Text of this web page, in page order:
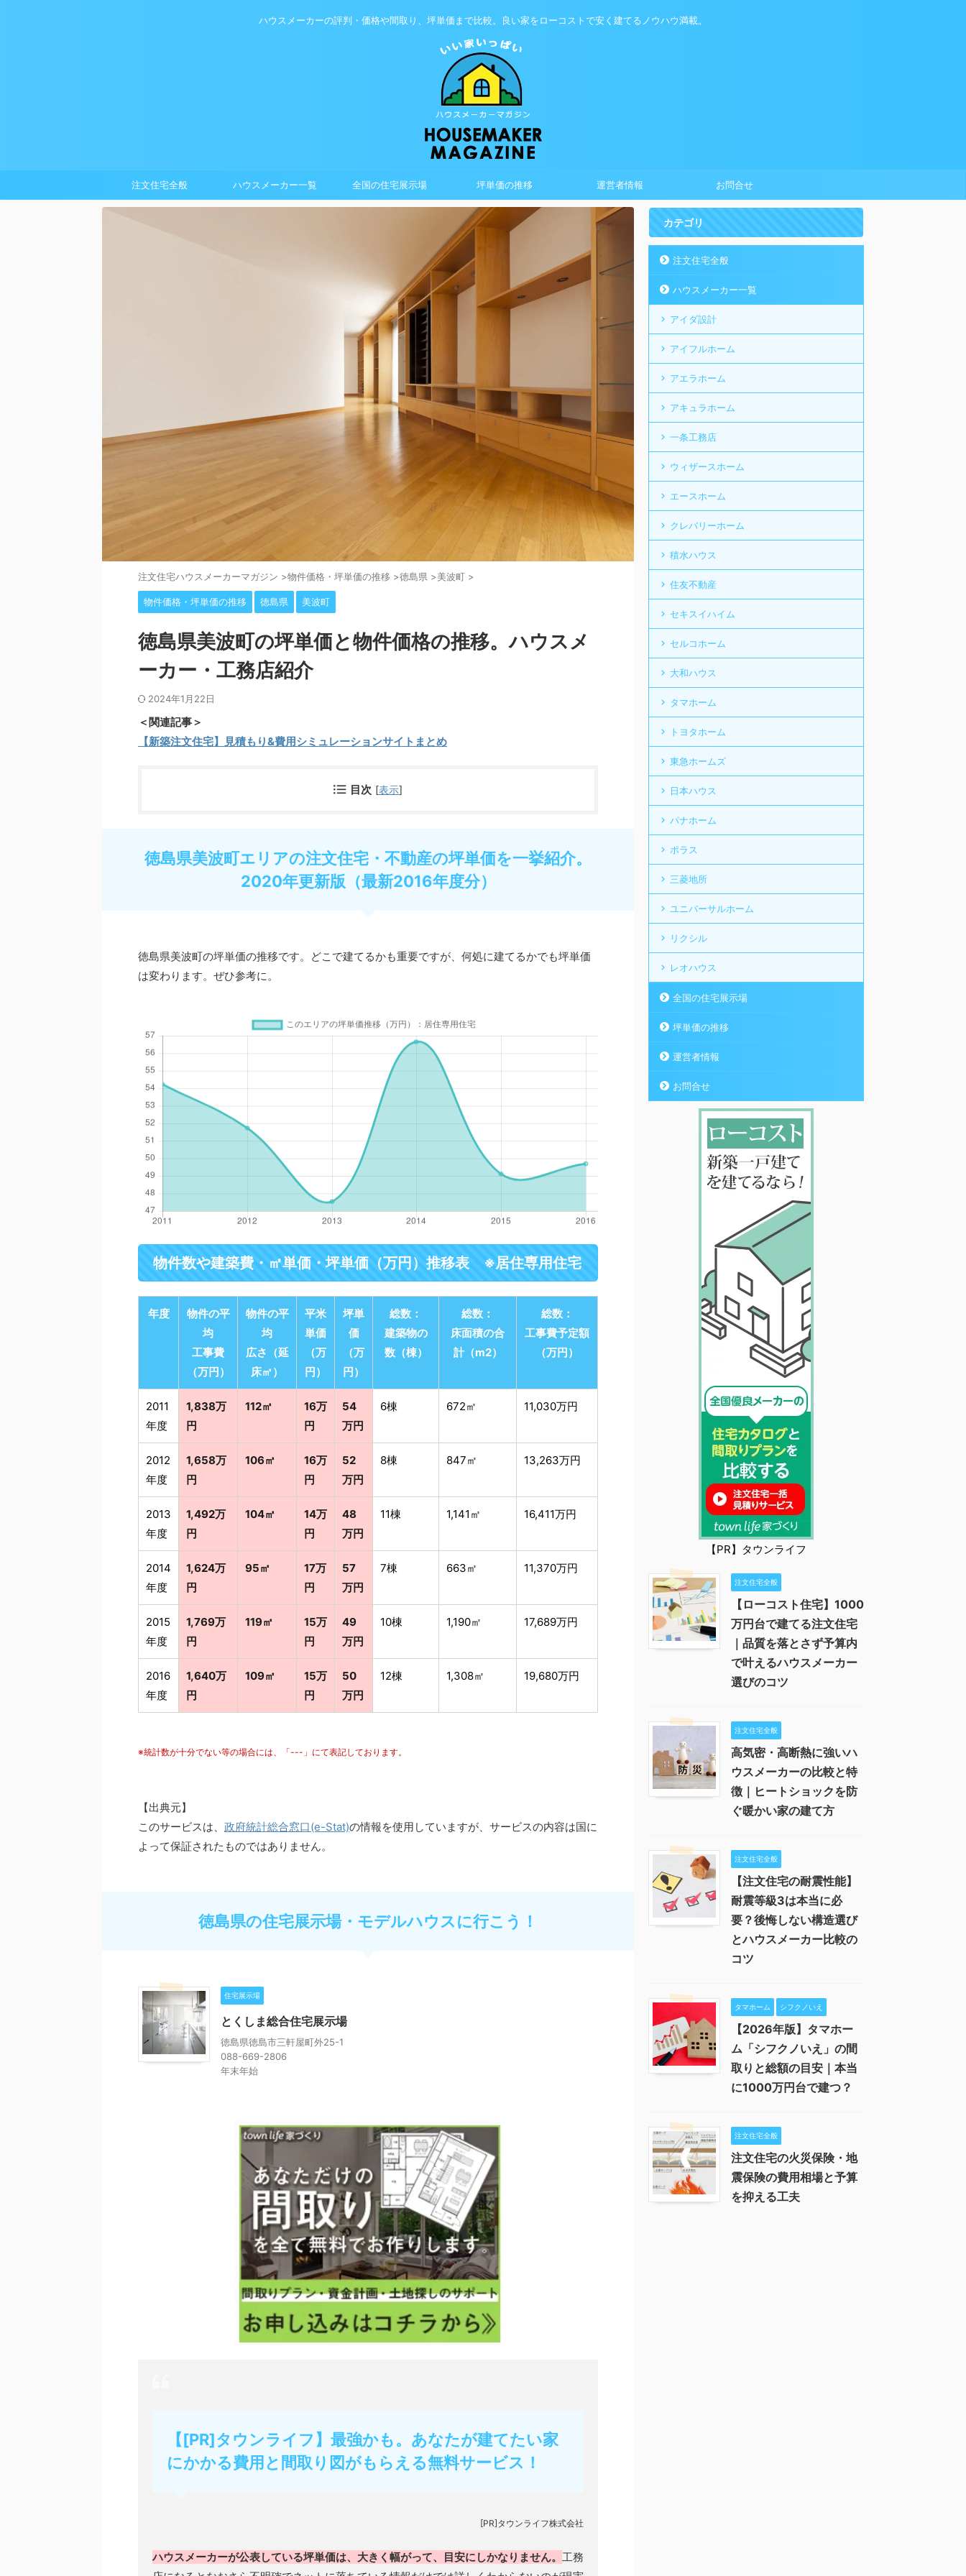
ハウスメーカーの評判・価格や間取り、坪単価まで比較。良い家をローコストで安く建てるノウハウ満載。
注文住宅全般 ハウスメーカー一覧 全国の住宅展示場 坪単価の推移 運営者情報 お問合せ
注⽂住宅ハウスメーカーマガジン >物件価格・坪単価の推移 >徳島県 >美波町 >
物件価格・坪単価の推移 徳島県 美波町
徳島県美波町の坪単価と物件価格の推移。ハウスメ
ーカー・工務店紹介
2024年1月22日
＜関連記事＞
【新築注文住宅】見積もり&費用シミュレーションサイトまとめ
目次 [表示]
徳島県美波町エリアの注文住宅・不動産の坪単価を一挙紹介。
2020年更新版（最新2016年度分）
徳島県美波町の坪単価の推移です。どこで建てるかも重要ですが、何処に建てるかでも坪単価
は変わります。ぜひ参考に。
物件数や建築費・㎡単価・坪単価（万円）推移表 ※居住専用住宅
年度
物件の平
均
工事費
（万円）
物件の平
均
広さ（延
床㎡）
平米
単価
（万
円）
坪単
価
（万
円）
総数：
建築物の
数（棟）
総数：
床面積の合
計（m2）
総数：
工事費予定額
（万円）
2011
年度
1,838万
円
112㎡
16万
円
54
万円
6棟 672㎡ 11,030万円
2012
年度
1,658万
円
106㎡
16万
円
52
万円
8棟 847㎡ 13,263万円
2013
年度
1,492万
円
104㎡
14万
円
48
万円
11棟 1,141㎡ 16,411万円
2014
年度
1,624万
円
95㎡
17万
円
57
万円
7棟 663㎡ 11,370万円
2015
年度
1,769万
円
119㎡
15万
円
49
万円
10棟 1,190㎡ 17,689万円
2016
年度
1,640万
円
109㎡
15万
円
50
万円
12棟 1,308㎡ 19,680万円
※統計数が十分でない等の場合には、「---」にて表記しております。
【出典元】
このサービスは、 政府統計総合窓口(e-Stat)の情報を使用していますが、サービスの内容は国に
よって保証されたものではありません。
徳島県の住宅展示場・モデルハウスに行こう！
住宅展示場
とくしま総合住宅展示場
徳島県徳島市三軒屋町外25-1
088-669-2806
年末年始
【[PR]タウンライフ】最強かも。あなたが建てたい家
にかかる費用と間取り図がもらえる無料サービス！
[PR]タウンライフ株式会社
ハウスメーカーが公表している坪単価は、大きく幅がって、目安にしかなりません。 工務
カテゴリ
注文住宅全般
ハウスメーカー一覧
アイダ設計
アイフルホーム
アエラホーム
アキュラホーム
一条工務店
ウィザースホーム
エースホーム
クレバリーホーム
積水ハウス
住友不動産
セキスイハイム
セルコホーム
大和ハウス
タマホーム
トヨタホーム
東急ホームズ
日本ハウス
パナホーム
ポラス
三菱地所
ユニバーサルホーム
リクシル
レオハウス
全国の住宅展示場
坪単価の推移
運営者情報
お問合せ
【PR】タウンライフ
注文住宅全般
【ローコスト住宅】1000
万円台で建てる注文住宅
｜品質を落とさず予算内
で叶えるハウスメーカー
選びのコツ
注文住宅全般
高気密・高断熱に強いハ
ウスメーカーの比較と特
徴｜ヒートショックを防
ぐ暖かい家の建て方
注文住宅全般
【注文住宅の耐震性能】
耐震等級3は本当に必
要？後悔しない構造選び
とハウスメーカー比較の
コツ
タマホーム シフクノいえ
【2026年版】タマホー
ム「シフクノいえ」の間
取りと総額の目安｜本当
に1000万円台で建つ？
注文住宅全般
注文住宅の火災保険・地
震保険の費用相場と予算
を抑える工夫